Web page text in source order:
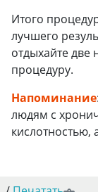
Итого
лучшего
отдыхайте две
процедуру.
Напоминание
людям с
кислотностью,